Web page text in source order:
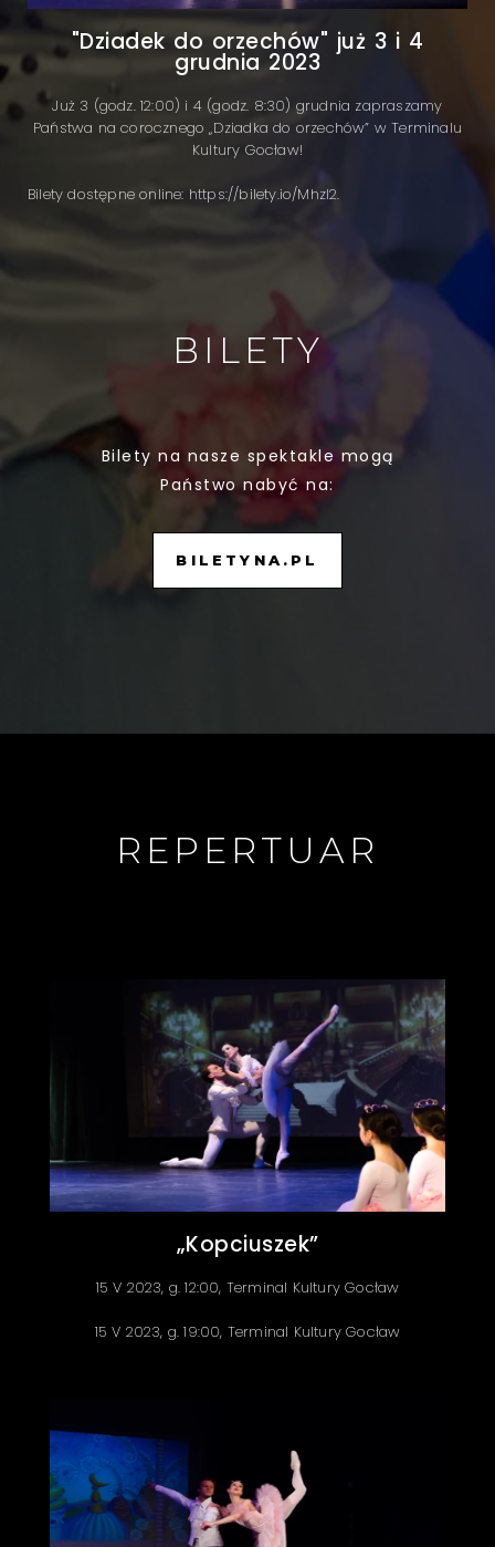
"Dziadek do orzechów" już 3 i 4
grudnia 2023
Już 3 (godz. 12:00) i 4 (godz. 8:30) grudnia zapraszamy
Państwa na corocznego „Dziadka do orzechów” w Terminalu
Kultury Gocław!
Bilety dostępne online: https://bilety.io/Mhzl2.
BILETY
Bilety na nasze spektakle mogą
Państwo nabyć na:
BILETYNA.PL
REPERTUAR
„Kopciuszek”
15 V 2023, g. 12:00, Terminal Kultury Gocław
15 V 2023, g. 19:00, Terminal Kultury Gocław